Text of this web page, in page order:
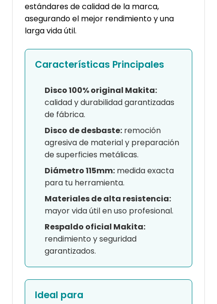
estándares de calidad de la marca,
asegurando el mejor rendimiento y una
larga vida útil.
Características Principales
Disco 100% original Makita:
calidad y durabilidad garantizadas
de fábrica.
Disco de desbaste: remoción
agresiva de material y preparación
de superficies metálicas.
Diámetro 115mm: medida exacta
para tu herramienta.
Materiales de alta resistencia:
mayor vida útil en uso profesional.
Respaldo oficial Makita:
rendimiento y seguridad
garantizados.
Ideal para